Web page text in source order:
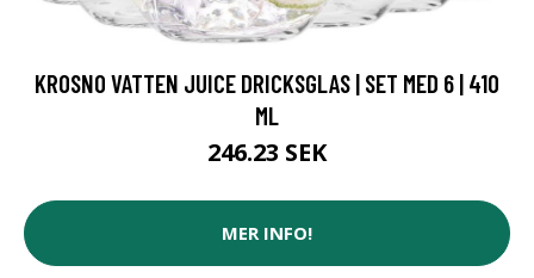
KROSNO VATTEN JUICE DRICKSGLAS | SET MED 6 | 410
ML
246.23 SEK
MER INFO!